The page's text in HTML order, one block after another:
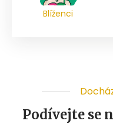
Blíženci
Podívejte se